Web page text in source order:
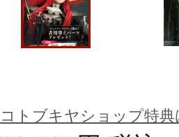
コトブキヤショップ特典